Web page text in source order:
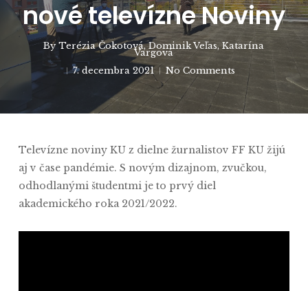
nové televízne Noviny
By Terézia Čokotová,Dominik Veľas,Katarína
Vargová
7. decembra 2021
No Comments
Televízne noviny KU z dielne žurnalistov FF KU žijú
aj v čase pandémie. S novým dizajnom, zvučkou,
odhodlanými študentmi je to prvý diel
akademického roka 2021/2022.